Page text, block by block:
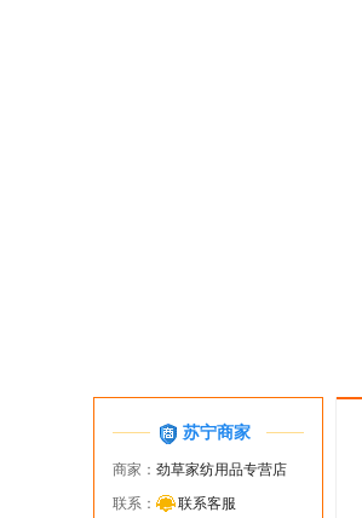
苏宁商家
商家： 劲草家纺用品专营店
联系：
联系客服